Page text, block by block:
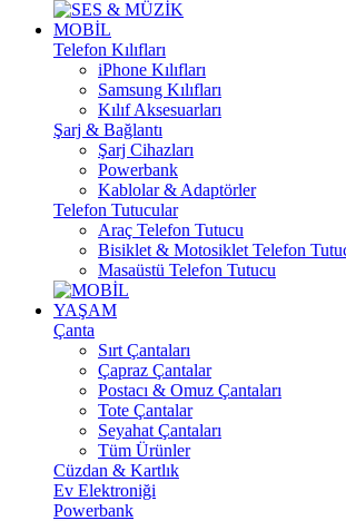
MOBİL
Telefon Kılıfları
iPhone Kılıfları
Samsung Kılıfları
Kılıf Aksesuarları
Şarj & Bağlantı
Şarj Cihazları
Powerbank
Kablolar & Adaptörler
Telefon Tutucular
Araç Telefon Tutucu
Bisiklet & Motosiklet Telefon
Masaüstü Telefon Tutucu
YAŞAM
Çanta
Sırt Çantaları
Çapraz Çantalar
Postacı & Omuz Çantaları
Tote Çantalar
Seyahat Çantaları
Tüm Ürünler
Cüzdan & Kartlık
Ev Elektroniği
Powerbank